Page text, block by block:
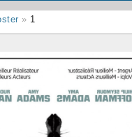
» 1